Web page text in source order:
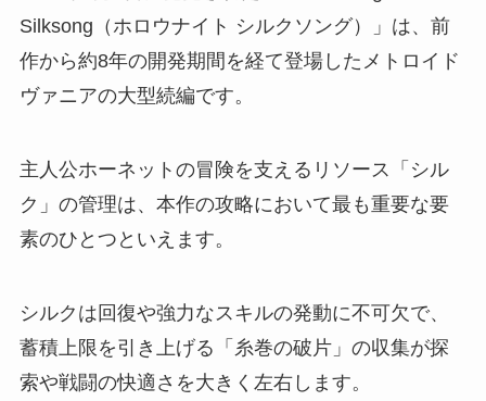
Silksong（ホロウナイト シルクソング）」は、前
作から約8年の開発期間を経て登場したメトロイド
ヴァニアの大型続編です。
主人公ホーネットの冒険を支えるリソース「シル
ク」の管理は、本作の攻略において最も重要な要
素のひとつといえます。
シルクは回復や強力なスキルの発動に不可欠で、
蓄積上限を引き上げる「糸巻の破片」の収集が探
索や戦闘の快適さを大きく左右します。